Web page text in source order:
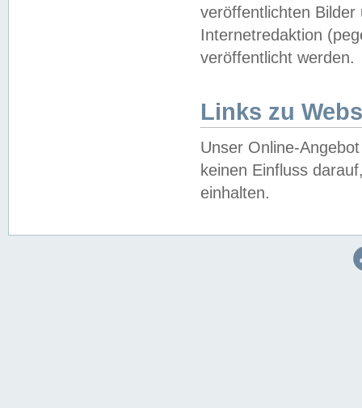
veröffentlichten
Internetredaktion
veröffentlicht werden.
Links zu
Unser Online-
keinen Einfluss
einhalten.